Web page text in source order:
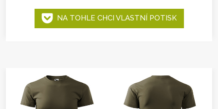
NA TOHLE CHCI VLASTNÍ POTISK